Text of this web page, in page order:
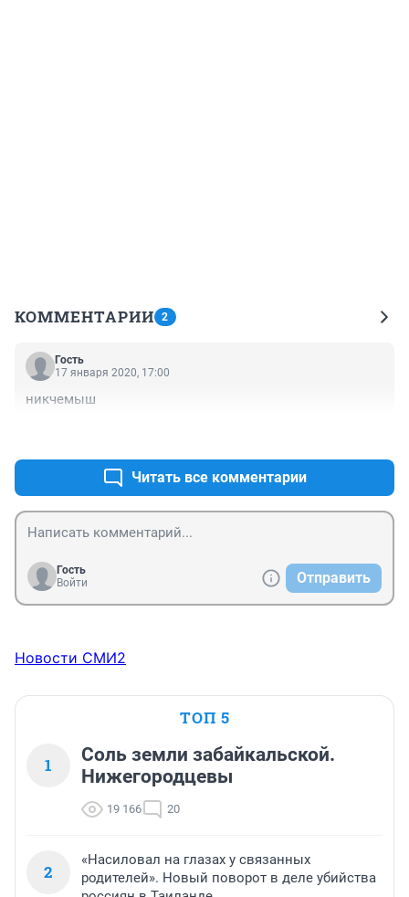
КОММЕНТАРИИ 2
Гость
17 января 2020, 17:00
никчемыш
Читать все комментарии
Гость
Войти
Отправить
Новости СМИ2
ТОП 5
1
Соль земли забайкальской.
Нижегородцевы
19 166 20
2
«Насиловал на глазах у связанных
родителей». Новый поворот в деле убийства